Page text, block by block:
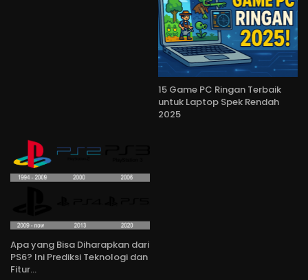
15 Game PC Ringan Terbaik
untuk Laptop Spek Rendah
2025
Apa yang Bisa Diharapkan dari
PS6? Ini Prediksi Teknologi dan
Fitur…